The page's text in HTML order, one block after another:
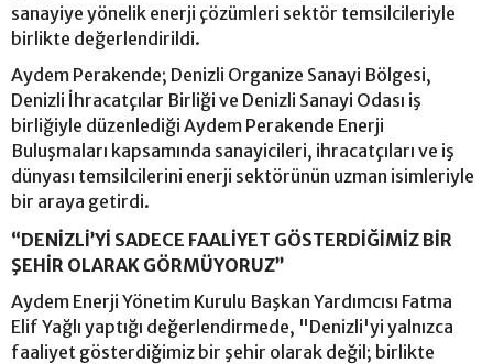
sanayiye yönelik enerji çözümleri sektör temsilcileriyle
birlikte değerlendirildi.
Aydem Perakende; Denizli Organize Sanayi Bölgesi,
Denizli İhracatçılar Birliği ve Denizli Sanayi Odası iş
birliğiyle düzenlediği Aydem Perakende Enerji
Buluşmaları kapsamında sanayicileri, ihracatçıları ve iş
dünyası temsilcilerini enerji sektörünün uzman isimleriyle
bir araya getirdi.
“DENİZLİ’Yİ SADECE FAALİYET GÖSTERDİĞİMİZ BİR
ŞEHİR OLARAK GÖRMÜYORUZ”
Aydem Enerji Yönetim Kurulu Başkan Yardımcısı Fatma
Elif Yağlı yaptığı değerlendirmede, "Denizli'yi yalnızca
faaliyet gösterdiğimiz bir şehir olarak değil; birlikte